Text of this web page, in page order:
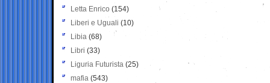
Letta Enrico (154)
Liberi e Uguali (10)
Libia (68)
Libri (33)
Liguria Futurista (25)
mafia (543)